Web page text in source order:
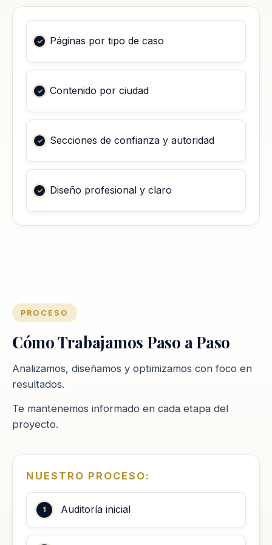
Páginas por tipo de caso
Contenido por ciudad
Secciones de confianza y autoridad
Diseño profesional y claro
NUESTRO PROCESO:
Auditoría inicial
PROCESO
Cómo Trabajamos Paso a Paso
Analizamos, diseñamos y optimizamos con foco en
resultados.
Te mantenemos informado en cada etapa del
proyecto.